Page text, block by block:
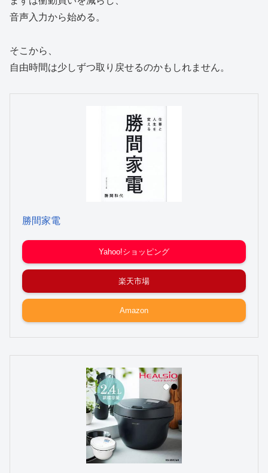
音声入力から始める。
そこから、
自由時間は少しずつ取り戻せるのかもしれません。
勝間家電
Yahoo!ショッピング
楽天市場
Amazon